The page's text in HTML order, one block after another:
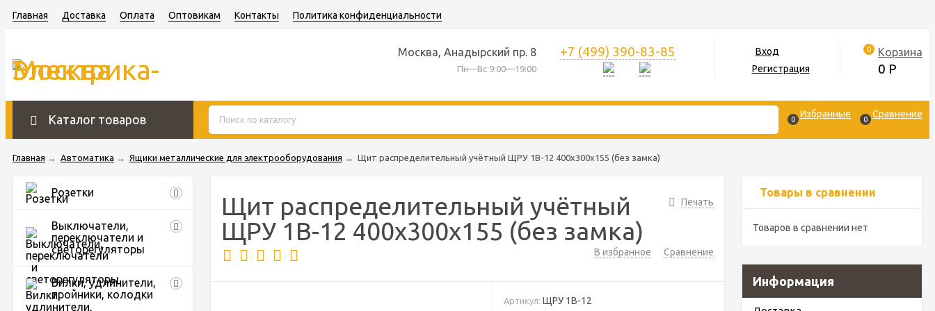
Главная Доставка Оплата Оптовикам Контакты Политика конфиденциальности
Москва, Анадырский пр. 8
Пн—Вс 9:00—19:00
+7 (499) 390-83-85
Вход
Регистрация
0 Корзина
0 Р
Каталог товаров 0 Избранные 0 Сравнение
Главная → Автоматика → Ящики металлические для электрооборудования → Щит распределительный учётный ЩРУ 1В-12 400х300х155 (без замка)
Товары в сравнении
Товаров в сравнении нет
Информация
Розетки
Выключатели,
переключатели и
светорегуляторы
Вилки, удлинители,
тройники, колодки
Печать
Щит распределительный учётный
ЩРУ 1В-12 400х300х155 (без замка)
В избранное Сравнение
Артикул: ЩРУ 1В-12